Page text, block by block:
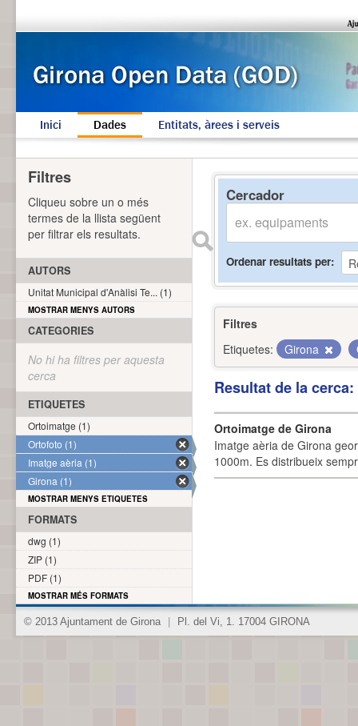
Inici Dades Entitats, àrees i serveis
Cercador
Ordenar resultats per
Filtres
Etiquetes:
Girona
Resultat de la
Ortoimatge de Girona
Imatge aèria de Girona
1000m. Es distribueix
Filtres
Cliqueu sobre un o més
termes de la llista següent
per filtrar els resultats.
AUTORS
Unitat Municipal d'Anàlisi Te... (1)
MOSTRAR MENYS AUTORS
CATEGORIES
No hi ha filtres per aquesta
cerca
ETIQUETES
Ortoimatge (1)
Ortofoto (1)
Imatge aèria (1)
Girona (1)
MOSTRAR MENYS ETIQUETES
FORMATS
dwg (1)
ZIP (1)
PDF (1)
MOSTRAR MÉS FORMATS
© 2013 Ajuntament de Girona Pl. del Vi, 1. 17004 GIRONA